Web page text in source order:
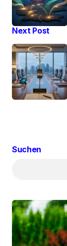
Next Post
Suchen